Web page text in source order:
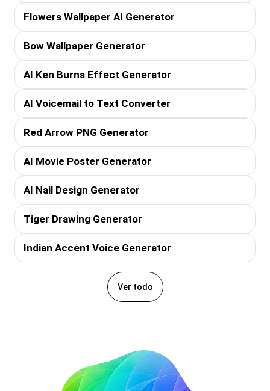
Flowers Wallpaper AI Generator
Bow Wallpaper Generator
AI Ken Burns Effect Generator
AI Voicemail to Text Converter
Red Arrow PNG Generator
AI Movie Poster Generator
AI Nail Design Generator
Tiger Drawing Generator
Indian Accent Voice Generator
Ver todo